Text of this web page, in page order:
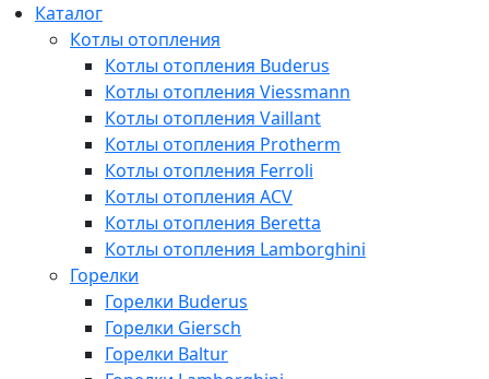
Каталог
Котлы отопления
Котлы отопления Buderus
Котлы отопления Viessmann
Котлы отопления Vaillant
Котлы отопления Protherm
Котлы отопления Ferroli
Котлы отопления ACV
Котлы отопления Beretta
Котлы отопления Lamborghini
Горелки
Горелки Buderus
Горелки Giersch
Горелки Baltur